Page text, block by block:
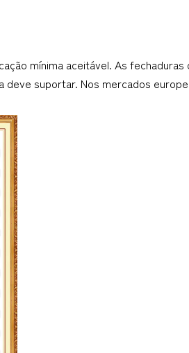
mínima aceitável. As fechaduras
suportar. Nos mercados